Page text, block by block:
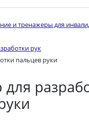
и тренажеры для
рук
пальцев руки